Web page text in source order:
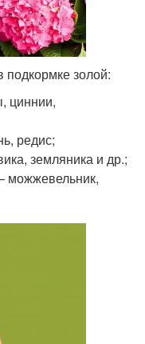
подкормке золой:
циннии,
редис;
земляника и др.;
можжевельник,